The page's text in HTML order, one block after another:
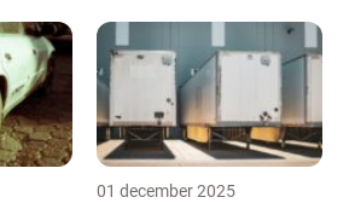
01 december 2025